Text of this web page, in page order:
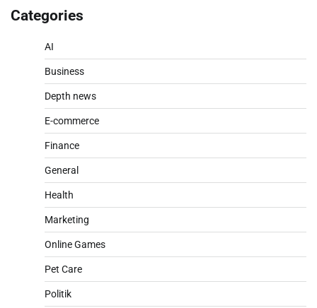
Categories
AI
Business
Depth news
E-commerce
Finance
General
Health
Marketing
Online Games
Pet Care
Politik